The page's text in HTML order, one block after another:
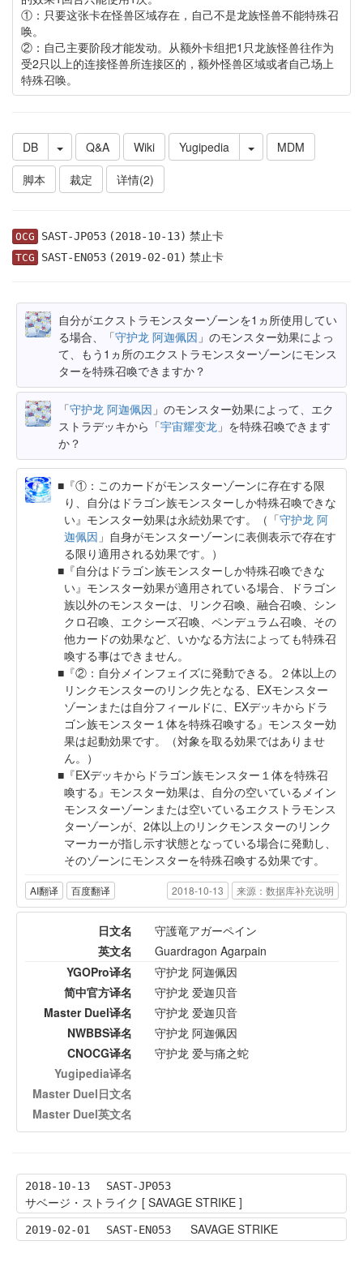
①：只要这张卡在怪兽区域存在，自己不是龙族怪兽不能特殊召
唤。
②：自己主要阶段才能发动。从额外卡组把1只龙族怪兽往作为
受2只以上的连接怪兽所连接区的，额外怪兽区域或者自己场上
特殊召唤。
DB Q&A Wiki Yugipedia
MDM
脚本
裁定 详情(2)
OCG SAST-JP053(2018-10-13) 禁止卡
TCG SAST-EN053(2019-02-01) 禁止卡
自分がエクストラモンスターゾーンを1ヵ所使用してい
る場合、「守护龙 阿迦佩因 」のモンスター効果によっ
て、もう1ヵ所のエクストラモンスターゾーンにモンス
ターを特殊召喚できますか？
「守护龙 阿迦佩因 」のモンスター効果によって、エク
ストラデッキから「宇宙耀变龙 」を特殊召喚できます
か？
『①：このカードがモンスターゾーンに存在する限
り、自分はドラゴン族モンスターしか特殊召喚できな
い』モンスター効果は永続効果です。（「守护龙 阿
迦佩因 」自身がモンスターゾーンに表側表示で存在す
る限り適用される効果です。）
『自分はドラゴン族モンスターしか特殊召喚できな
い』モンスター効果が適用されている場合、ドラゴン
族以外のモンスターは、リンク召喚、融合召喚、シン
クロ召喚、エクシーズ召喚、ペンデュラム召喚、その
他カードの効果など、いかなる方法によっても特殊召
喚する事はできません。
『②：自分メインフェイズに発動できる。２体以上の
リンクモンスターのリンク先となる、EXモンスター
ゾーンまたは自分フィールドに、EXデッキからドラ
ゴン族モンスター１体を特殊召喚する』モンスター効
果は起動効果です。（対象を取る効果ではありませ
ん。）
『EXデッキからドラゴン族モンスター１体を特殊召
喚する』モンスター効果は、自分の空いているメイン
モンスターゾーンまたは空いているエクストラモンス
ターゾーンが、2体以上のリンクモンスターのリンク
マーカーが指し示す状態となっている場合に発動し、
そのゾーンにモンスターを特殊召喚する効果です。
AI翻译 百度翻译 2018-10-13 来源：数据库补充说明
日文名
守護竜アガーペイン
英文名
Guardragon Agarpain
YGOPro译名
守护龙 阿迦佩因
简中官方译名
守护龙 爱迦贝音
Master Duel译名
守护龙 爱迦贝音
NWBBS译名
守护龙 阿迦佩因
CNOCG译名
守护龙 爱与痛之蛇
Yugipedia译名
Master Duel日文名
Master Duel英文名
2018-10-13 SAST-JP053
サベージ・ストライク [ SAVAGE STRIKE ]
2019-02-01 SAST-EN053 SAVAGE STRIKE